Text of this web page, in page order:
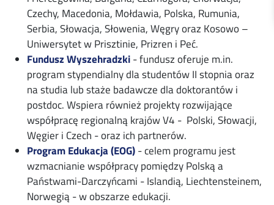
Czechy, Macedonia, Mołdawia, Polska, Rumunia,
Serbia, Słowacja, Słowenia, Węgry oraz Kosowo –
Uniwersytet w Prisztinie, Prizren i Peć.
Fundusz Wyszehradzki- fundusz oferuje m.in.
program stypendialny dla studentów II stopnia oraz
na studia lub staże badawcze dla doktorantów i
postdoc. Wspiera również projekty rozwijające
współpracę regionalną krajów V4 - Polski, Słowacji,
Węgier i Czech - oraz ich partnerów.
Program Edukacja (EOG)- celem programu jest
wzmacnianie współpracy pomiędzy Polską a
Państwami-Darczyńcami - Islandią, Liechtensteinem,
Norwegią - w obszarze edukacji.